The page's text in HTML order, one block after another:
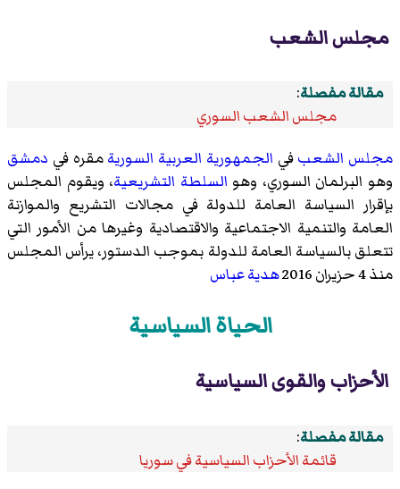
مجلس الشعب
مقالة مفصلة:
مجلس الشعب السوري
مجلس الشعبفي الجمهورية العربية السوريةمقره في دمشق
وهو البرلمان السوري، وهو السلطة التشريعية، ويقوم المجلس
بإقرار السياسة العامة للدولة في مجالات التشريع والموازنة
العامة والتنمية الاجتماعية والاقتصادية وغيرها من الأمور التي
تتعلق بالسياسة العامة للدولة بموجب الدستور، يرأس المجلس
منذ 4 حزيران 2016
هدية عباس
الحياة السياسية
الأحزاب والقوى السياسية
مقالة مفصلة:
قائمة الأحزاب السياسية في سوريا